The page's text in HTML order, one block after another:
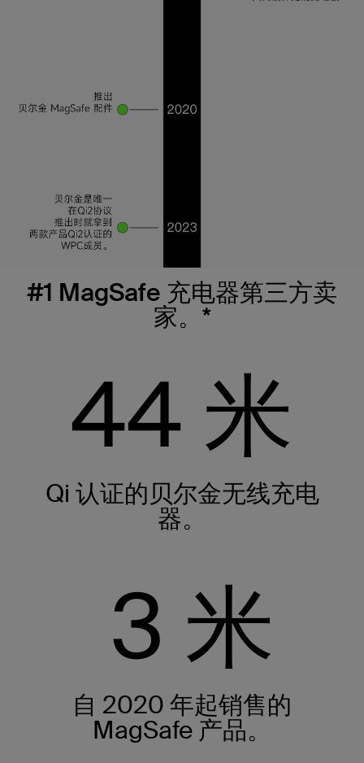
#1 MagSafe 充电器第三方卖
家。*
44 米
Qi 认证的贝尔金无线充电
器。
3 米
自 2020 年起销售的
MagSafe 产品。